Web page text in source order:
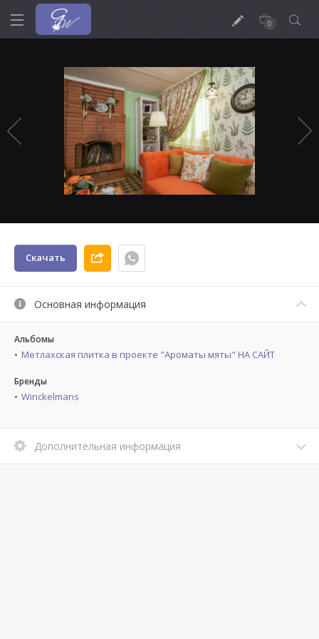
0
Скачать
Основная информация
Альбомы
Метлахская плитка в проекте "Ароматы мяты" НА САЙТ
Бренды
Winckelmans
Дополнительная информация